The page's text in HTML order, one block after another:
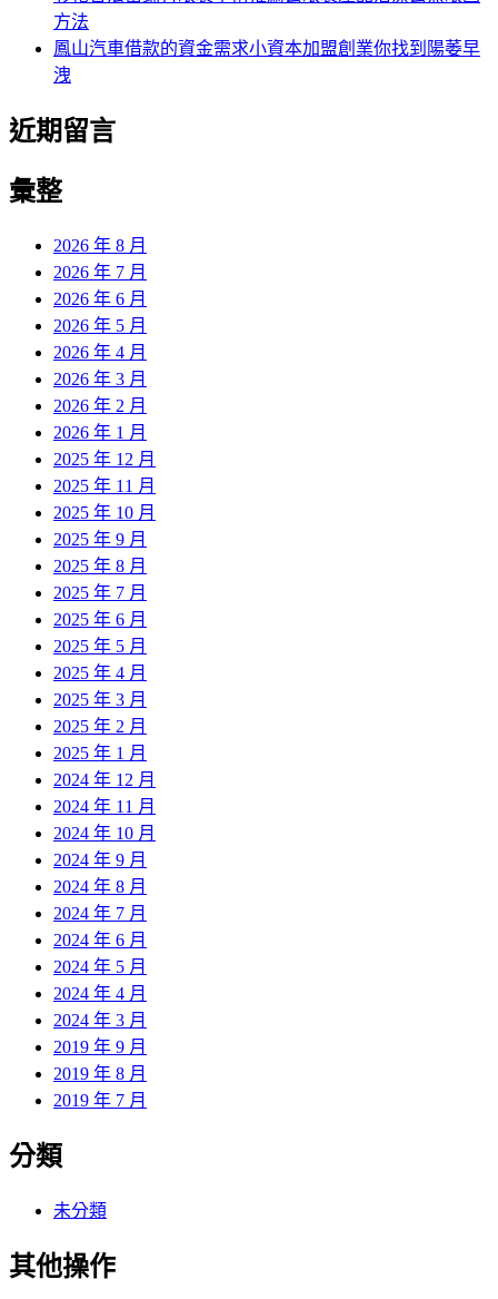
方法
鳳山汽車借款的資金需求小資本加盟創業你找到陽萎早
洩
近期留言
彙整
2026 年 8 月
2026 年 7 月
2026 年 6 月
2026 年 5 月
2026 年 4 月
2026 年 3 月
2026 年 2 月
2026 年 1 月
2025 年 12 月
2025 年 11 月
2025 年 10 月
2025 年 9 月
2025 年 8 月
2025 年 7 月
2025 年 6 月
2025 年 5 月
2025 年 4 月
2025 年 3 月
2025 年 2 月
2025 年 1 月
2024 年 12 月
2024 年 11 月
2024 年 10 月
2024 年 9 月
2024 年 8 月
2024 年 7 月
2024 年 6 月
2024 年 5 月
2024 年 4 月
2024 年 3 月
2019 年 9 月
2019 年 8 月
2019 年 7 月
分類
未分類
其他操作